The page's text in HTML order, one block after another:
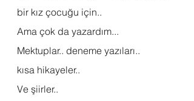
bir kız çocuğu için..
Ama çok da yazardım...
Mektuplar.. deneme yazıları..
kısa hikayeler..
Ve şiirler..